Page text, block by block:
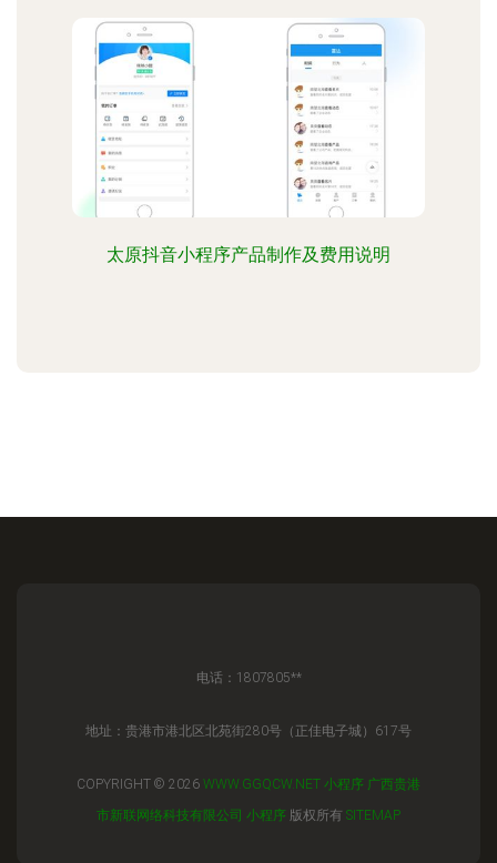
太原抖音小程序产品制作及费用说明
电话：1807805**
地址：贵港市港北区北苑街280号（正佳电子城）617号
COPYRIGHT © 2026 WWW.GGQCW.NET 小程序 广西贵港
市新联网络科技有限公司 小程序 版权所有 SITEMAP